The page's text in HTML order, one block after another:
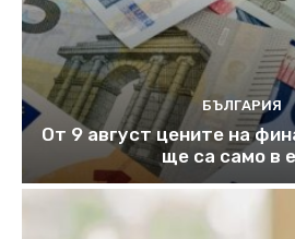
БЪЛГАРИЯ
От 9 август цените на
ще са само в